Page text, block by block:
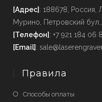
[Адрес]: 188678, Россия,
Мурино, Петровский
[Телефон]: +7 921 184 06
[Email]:
Правила
Способы оплаты